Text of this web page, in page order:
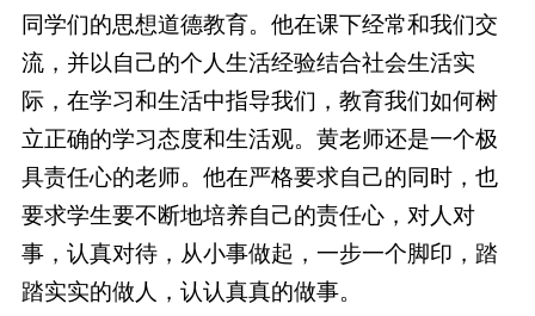
同学们的思想道德教育。他在课下经常和我们交
流，并以自己的个人生活经验结合社会生活实
际，在学习和生活中指导我们，教育我们如何树
立正确的学习态度和生活观。黄老师还是一个极
具责任心的老师。他在严格要求自己的同时，也
要求学生要不断地培养自己的责任心，对人对
事，认真对待，从小事做起，一步一个脚印，踏
踏实实的做人，认认真真的做事。